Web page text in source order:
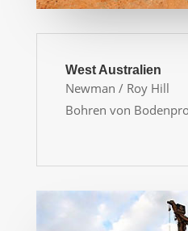
West Australien
Newman / Roy Hill
Bohren von